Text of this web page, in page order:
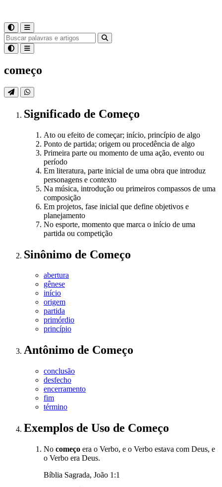
começo
Significado de Começo
Ato ou efeito de começar; início, princípio de algo
Ponto de partida; origem ou procedência de algo
Primeira parte ou momento de uma ação, evento ou
período
Em literatura, parte inicial de uma obra que introduz
personagens e contexto
Na música, introdução ou primeiros compassos de uma
composição
Em projetos, fase inicial que define objetivos e
planejamento
No esporte, momento que marca o início de uma
partida ou competição
Sinônimo de Começo
abertura
gênese
início
origem
partida
primórdio
princípio
Antônimo de Começo
conclusão
desfecho
encerramento
fim
término
Exemplos de Uso de Começo
No começo era o Verbo, e o Verbo estava com Deus, e
o Verbo era Deus.
Bíblia Sagrada, João 1:1